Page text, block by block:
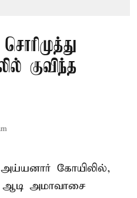
குவிந்த
அய்யனார் கோயிலில்,
ஆடி அமாவாசை